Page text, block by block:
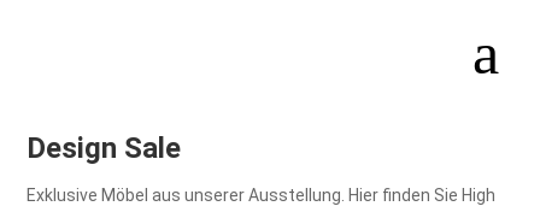
Design Sale
Exklusive Möbel aus unserer Ausstellung. Hier finden Sie High